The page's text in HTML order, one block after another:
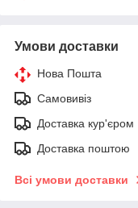
Умови доставки
Нова Пошта
Самовивіз
Доставка кур'єром
Доставка поштою
Всі умови доставки